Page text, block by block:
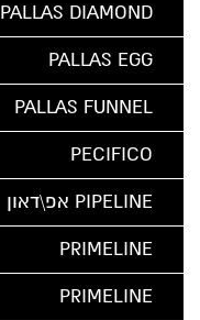
PALLAS DIAMOND
PALLAS EGG
PALLAS FUNNEL
PECIFICO
PIPELINE אפ\דאון
PRIMELINE
PRIMELINE